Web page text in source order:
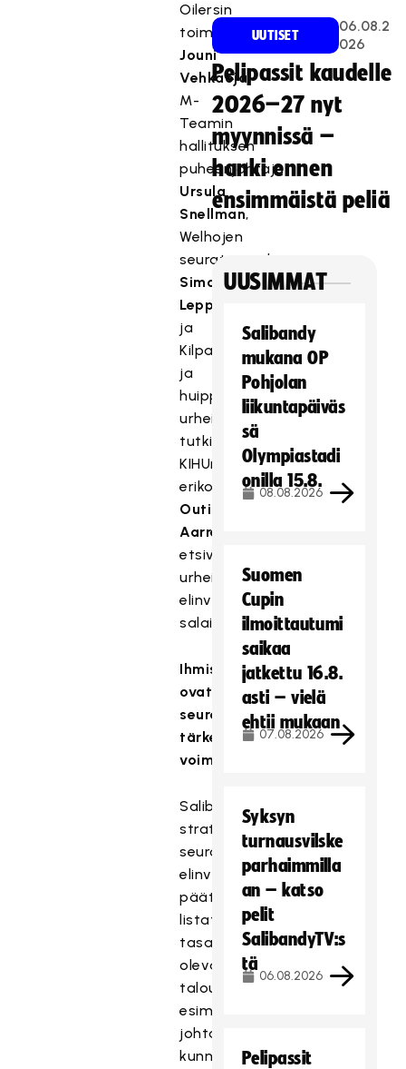
Oilersin
toiminnanjohtaja
Jouni
Vehkaoja ,
M-
Teamin
hallituksen
puheenjohtaja
Ursula
Snellman,
Welhojen
seuratyöntekijä
Simo
Leppänen
ja
Kilpa-
ja
huippu-
urheilun
tutkimuskeskus
KIHUn
erikoistutkija
Outi
Aarresola
etsivät
urheiluseuran
elinvoiman
salaisuutta.
Ihmiset
ovat
seurojen
tärkein
voimavara
Salibandyliiton
strategiassa
seurojen
elinvoimaisuuden
päätekijöiksi
listataan
tasapainossa
oleva
talous,
esimerkillinen
johtaminen,
kunnossa
UUTISET
06.08.2
026
Pelipassit kaudelle
2026–27 nyt
myynnissä –
hanki ennen
ensimmäistä peliä
UUSIMMAT
Salibandy
mukana OP
Pohjolan
liikuntapäiväs
sä
Olympiastadi
onilla 15.8.
08.08.2026
Suomen
Cupin
ilmoittautumi
saikaa
jatkettu 16.8.
asti – vielä
ehtii mukaan
07.08.2026
Syksyn
turnausvilske
parhaimmilla
an – katso
pelit
SalibandyTV:s
tä
06.08.2026
Pelipassit